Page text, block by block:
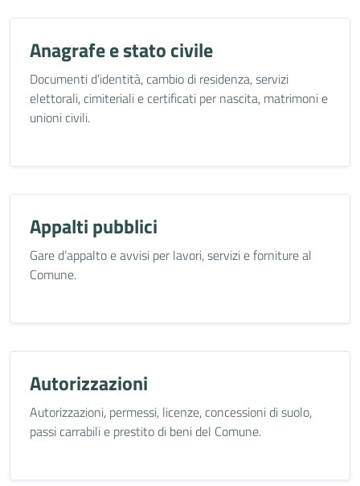
Anagrafe e stato civile
Documenti d’identità, cambio di residenza, servizi
elettorali, cimiteriali e certificati per nascita, matrimoni e
unioni civili.
Appalti pubblici
Gare d’appalto e avvisi per lavori, servizi e forniture al
Comune.
Autorizzazioni
Autorizzazioni, permessi, licenze, concessioni di suolo,
passi carrabili e prestito di beni del Comune.